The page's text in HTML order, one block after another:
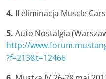
4. II eliminacja Muscle
5. Auto Nostalgia
http://
?f=213&t=12466